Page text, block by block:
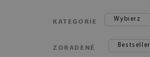
KATEGORIE Wybierz
ZORADENÉ Bestseller